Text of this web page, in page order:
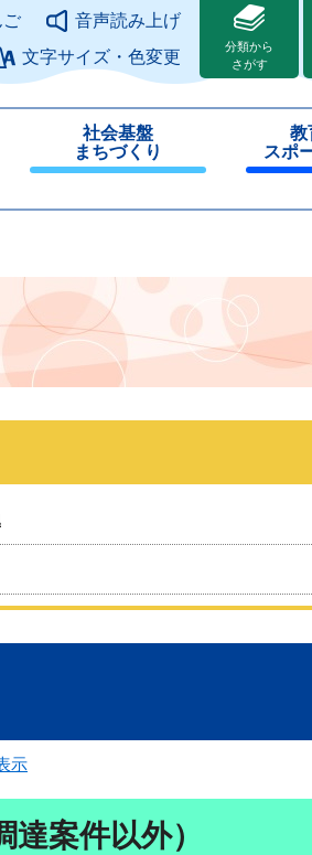
の本文へ
ご
音声読み上げ
文字サイズ・色変更
分類から
さがす
社会基盤
まちづくり
じ
教
スポ
じ
示
案件以外）